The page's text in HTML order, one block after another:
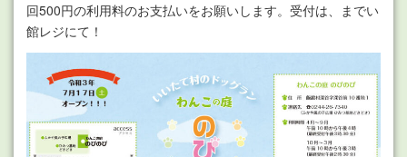
回500円の利用料のお支払いをお願いします。受付は、までい
館レジにて！